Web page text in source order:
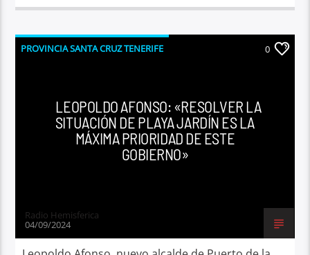
PROVINCIA SANTA CRUZ TENERIFE 0
LEOPOLDO AFONSO: «RESOLVER LA
SITUACIÓN DE PLAYA JARDÍN ES LA
MÁXIMA PRIORIDAD DE ESTE
GOBIERNO»
Radio Hemisferica
04/09/2024